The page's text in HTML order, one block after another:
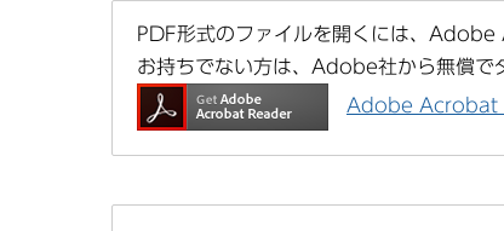
PDF形式のファイルを開くには、
お持ちでない方は、Adobe社から無償で
Adobe Acrobat